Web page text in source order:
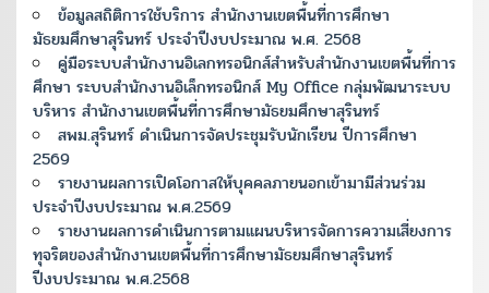
ข้อมูลสถิติการใช้บริการ สำนักงานเขตพื้นที่การศึกษา
มัธยมศึกษาสุรินทร์ ประจำปีงบประมาณ พ.ศ. 2568
คู่มือระบบสำนักงานอิเลกทรอนิกส์สำหรับสำนักงานเขตพื้นที่การ
ศึกษา ระบบสำนักงานอิเล็กทรอนิกส์ My Office กลุ่มพัฒนาระบบ
บริหาร สำนักงานเขตพื้นที่การศึกษามัธยมศึกษาสุรินทร์
สพม.สุรินทร์ ดำเนินการจัดประชุมรับนักเรียน ปีการศึกษา
2569
รายงานผลการเปิดโอกาสให้บุคคลภายนอกเข้ามามีส่วนร่วม
ประจำปีงบประมาณ พ.ศ.2569
รายงานผลการดำเนินการตามแผนบริหารจัดการความเสี่ยงการ
ทุจริตของสำนักงานเขตพื้นที่การศึกษามัธยมศึกษาสุรินทร์
ปีงบประมาณ พ.ศ.2568